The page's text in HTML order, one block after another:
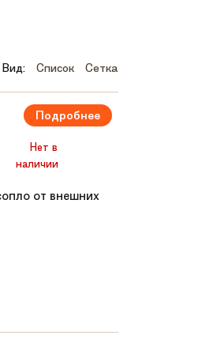
Вид: Список Сетка
Подробнее
Нет в
наличии
от внешних